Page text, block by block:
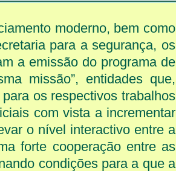
moderno, bem como
para a segurança, os
a emissão do programa de
missão”, entidades que,
os respectivos trabalhos
com vista a incrementar
o nível interactivo entre a
forte cooperação entre as
condições para a que a